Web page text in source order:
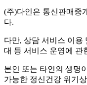
(주)다인은 통신판매중
다.
다만, 상담 서비스 이용
대 등 서비스 운영에 관
본인 또는 타인의 생명
가능한 정신건강 위기